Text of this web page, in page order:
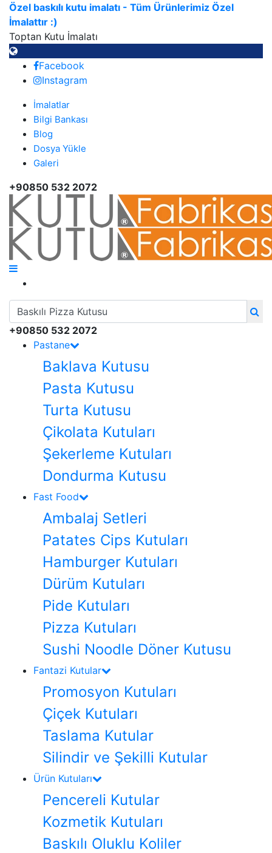
Özel baskılı kutu imalatı - Tüm Ürünlerimiz Özel
İmalattır :)
Toptan Kutu İmalatı
Facebook
Instagram
İmalatlar
Bilgi Bankası
Blog
Dosya Yükle
Galeri
+90850 532 2072
+90850 532 2072
Pastane
Baklava Kutusu
Pasta Kutusu
Turta Kutusu
Çikolata Kutuları
Şekerleme Kutuları
Dondurma Kutusu
Fast Food
Ambalaj Setleri
Patates Cips Kutuları
Hamburger Kutuları
Dürüm Kutuları
Pide Kutuları
Pizza Kutuları
Sushi Noodle Döner Kutusu
Fantazi Kutular
Promosyon Kutuları
Çiçek Kutuları
Taslama Kutular
Silindir ve Şekilli Kutular
Ürün Kutuları
Pencereli Kutular
Kozmetik Kutuları
Baskılı Oluklu Koliler